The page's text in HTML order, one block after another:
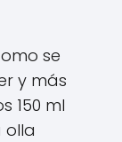
se
y más
150 ml
olla